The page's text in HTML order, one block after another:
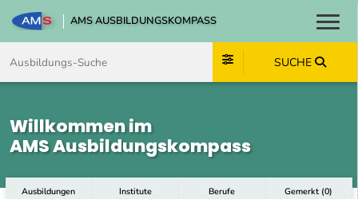
AMS AUSBILDUNGSKOMPASS
SUCHE
Willkommen im
AMS Ausbildungskompass
Ausbildungen Institute Berufe Gemerkt (0)